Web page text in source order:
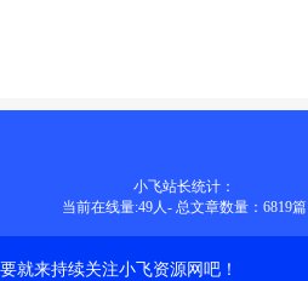
小飞站长统计：
当前在线量:49 人 - 总文章数量：6819篇
就来持续关注小飞资源网吧！